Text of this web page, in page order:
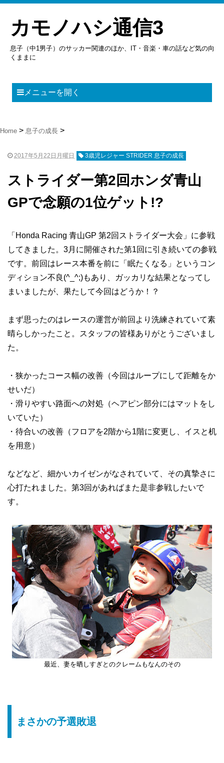
カモノハシ通信3
息子（中1男子）のサッカー関連のほか、IT・音楽・車の話など気の向
くままに
メニューを開く
Home 息子の成長
2017年5月22日月曜日 3歳児レジャー STRIDER 息子の成長
ストライダー第2回ホンダ青山
GPで念願の1位ゲット!?
「Honda Racing 青山GP 第2回ストライダー大会」に参戦
してきました。3月に開催された第1回に引き続いての参戦
です。前回はレース本番を前に「眠たくなる」というコン
ディション不良(^_^;)もあり、ガッカリな結果となってし
まいましたが、果たして今回はどうか！？
まず思ったのはレースの運営が前回より洗練されていて素
晴らしかったこと。スタッフの皆様ありがとうございまし
た。
・狭かったコース幅の改善（今回はループにして距離をか
せいだ）
・滑りやすい路面への対処（ヘアピン部分にはマットをし
いていた）
・待合いの改善（フロアを2階から1階に変更し、イスと机
を用意）
などなど、細かいカイゼンがなされていて、その真摯さに
心打たれました。第3回があればまた是非参戦したいで
す。
最近、妻を晒しすぎとのクレームもなんのその
まさかの予選敗退